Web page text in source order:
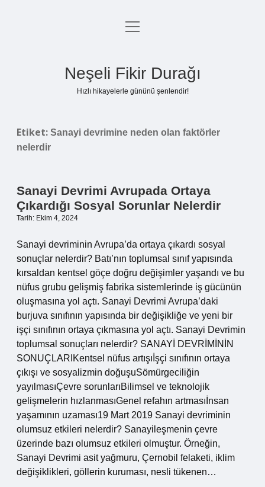
Anasayfa
menüyü
Neşeli Fikir Durağı
Hızlı hikayelerle gününü şenlendir!
Etiket: Sanayi devrimine neden olan faktörler
nelerdir
Sanayi Devrimi Avrupada Ortaya
Çıkardığı Sosyal Sorunlar Nelerdir
Tarih: Ekim 4, 2024
Sanayi devriminin Avrupa’da ortaya çıkardı sosyal
sonuçlar nelerdir? Batı’nın toplumsal sınıf yapısında
kırsaldan kentsel göçe doğru değişimler yaşandı ve bu
nüfus grubu gelişmiş fabrika sistemlerinde iş gücünün
oluşmasına yol açtı. Sanayi Devrimi Avrupa’daki
burjuva sınıfının yapısında bir değişikliğe ve yeni bir
işçi sınıfının ortaya çıkmasına yol açtı. Sanayi Devrimin
toplumsal sonuçları nelerdir? SANAYİ DEVRİMİNİN
SONUÇLARIKentsel nüfus artışıİşçi sınıfının ortaya
çıkışı ve sosyalizmin doğuşuSömürgeciliğin
yayılmasıÇevre sorunlarıBilimsel ve teknolojik
gelişmelerin hızlanmasıGenel refahın artmasıİnsan
yaşamının uzaması19 Mart 2019 Sanayi devriminin
olumsuz etkileri nelerdir? Sanayileşmenin çevre
üzerinde bazı olumsuz etkileri olmuştur. Örneğin,
Sanayi Devrimi asit yağmuru, Çernobil felaketi, iklim
değişiklikleri, göllerin kuruması, nesli tükenen…